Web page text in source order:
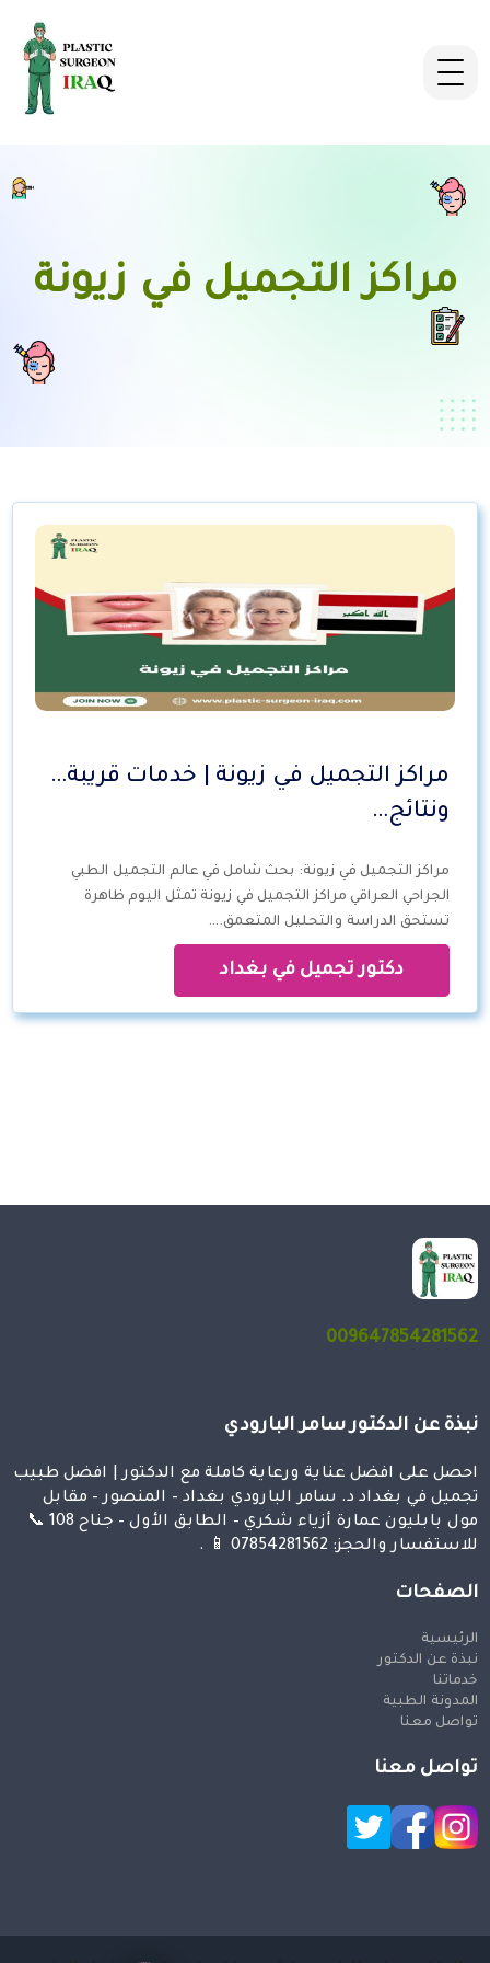
مراكز التجميل في زيونة
مراكز التجميل في زيونة | خدمات قريبة…
ونتائج…
مراكز التجميل في زيونة: بحث شامل في عالم التجميل الطبي
الجراحي العراقي مراكز التجميل في زيونة تمثل اليوم ظاهرة
تستحق الدراسة والتحليل المتعمق.…
دكتور تجميل في بغداد
009647854281562
نبذة عن الدكتور سامر البارودي
احصل على افضل عناية ورعاية كاملة مع الدكتور | افضل طبيب
تجميل في بغداد د. سامر البارودي بغداد – المنصور – مقابل
مول بابليون عمارة أزياء شكري – الطابق الأول – جناح 108 📞
للاستفسار والحجز: 07854281562 📱 .
الصفحات
الرئيسية
نبذة عن الدكتور
خدماتنا
المدونة الطبية
تواصل معنا
تواصل معنا